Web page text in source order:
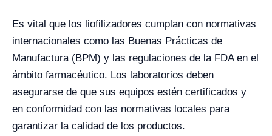
Es vital que los liofilizadores cumplan con normativas
internacionales como las Buenas Prácticas de
Manufactura (BPM) y las regulaciones de la FDA en el
ámbito farmacéutico. Los laboratorios deben
asegurarse de que sus equipos estén certificados y
en conformidad con las normativas locales para
garantizar la calidad de los productos.